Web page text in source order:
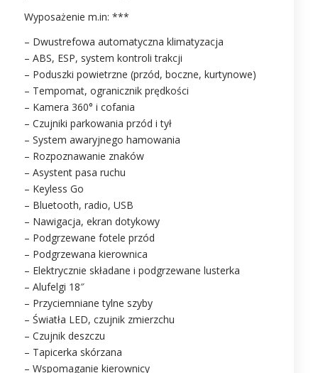
Wyposażenie m.in: ***
– Dwustrefowa automatyczna klimatyzacja
– ABS, ESP, system kontroli trakcji
– Poduszki powietrzne (przód, boczne, kurtynowe)
– Tempomat, ogranicznik prędkości
– Kamera 360° i cofania
– Czujniki parkowania przód i tył
– System awaryjnego hamowania
– Rozpoznawanie znaków
– Asystent pasa ruchu
– Keyless Go
– Bluetooth, radio, USB
– Nawigacja, ekran dotykowy
– Podgrzewane fotele przód
– Podgrzewana kierownica
– Elektrycznie składane i podgrzewane lusterka
– Alufelgi 18″
– Przyciemniane tylne szyby
– Światła LED, czujnik zmierzchu
– Czujnik deszczu
– Tapicerka skórzana
– Wspomaganie kierownicy